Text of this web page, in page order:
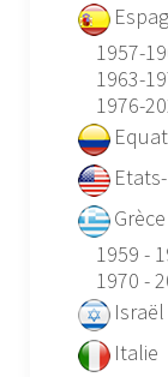
1957-
1963-
1976-
Grèce
1959 -
1970 -
Israël
Italie